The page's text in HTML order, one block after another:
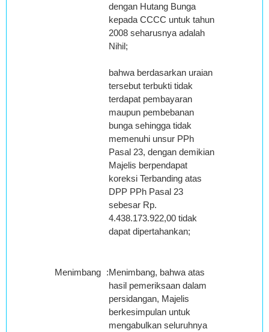
dengan Hutang Bunga
kepada CCCC untuk tahun
2008 seharusnya adalah
Nihil;
bahwa berdasarkan uraian
tersebut terbukti tidak
terdapat pembayaran
maupun pembebanan
bunga sehingga tidak
memenuhi unsur PPh
Pasal 23, dengan demikian
Majelis berpendapat
koreksi Terbanding atas
DPP PPh Pasal 23
sebesar Rp.
4.438.173.922,00 tidak
dapat dipertahankan;
Menimbang :Menimbang, bahwa atas
hasil pemeriksaan dalam
persidangan, Majelis
berkesimpulan untuk
mengabulkan seluruhnya